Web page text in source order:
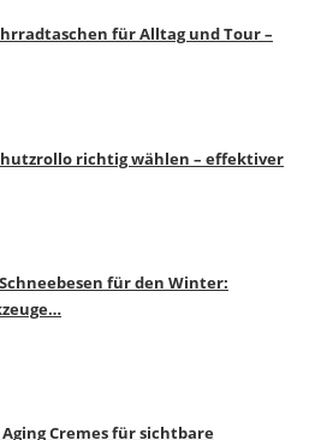
für Alltag und Tour –
richtig wählen – effektiver
für den Winter:
Cremes für sichtbare